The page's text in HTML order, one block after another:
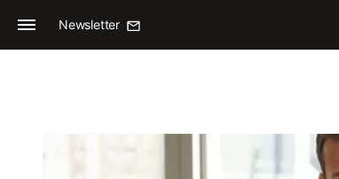
Newsletter